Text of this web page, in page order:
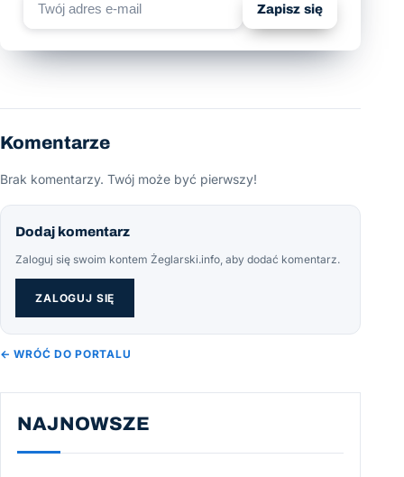
Zapisz się
Komentarze
Brak komentarzy. Twój może być pierwszy!
Dodaj komentarz
Zaloguj się swoim kontem Żeglarski.info, aby dodać komentarz.
ZALOGUJ SIĘ
← WRÓĆ DO PORTALU
NAJNOWSZE